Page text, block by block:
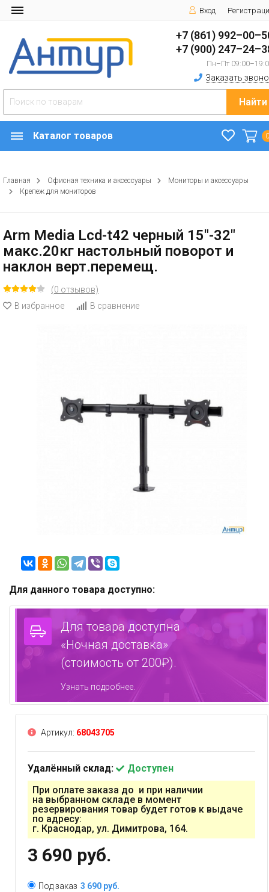
Вход
+7 (861)
+7 (900)
Пн–Пт
Заказать
Найти
Каталог товаров
Главная Офисная техника и аксессуары
Мониторы и аксессуары
Крепеж для мониторов
Arm Media Lcd-t42 черный 15"-32"
макс.20кг настольный поворот и
наклон верт.перемещ.
(0 отзывов)
В избранное
В сравнение
Для данного товара доступно:
Для товара доступна
«Ночная доставка»
(стоимость от 200₽).
Узнать подробнее.
Артикул: 68043705
Удалённый склад:
Доступен
При оплате заказа до и при наличии
на выбранном складе в момент
резервирования товар будет готов к выдаче
по адресу:
г. Краснодар, ул. Димитрова, 164.
3 690 руб.
Под заказ 3 690 руб.